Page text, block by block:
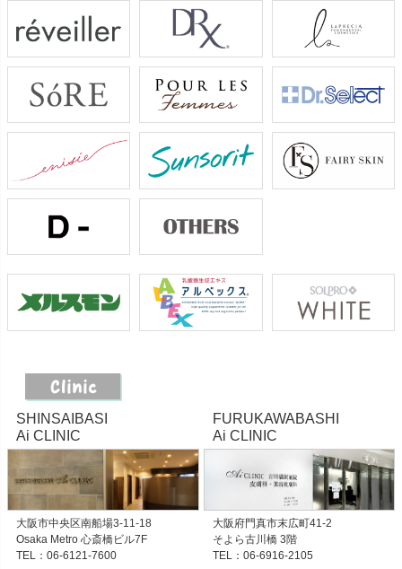
SHINSAIBASI
Ai CLINIC
FURUKAWABASHI
Ai CLINIC
大阪市中央区南船場3-11-18
Osaka Metro 心斎橋ビル7F
TEL：06-6121-7600
大阪府門真市末広町41-2
そよら古川橋 3階
TEL：06-6916-2105